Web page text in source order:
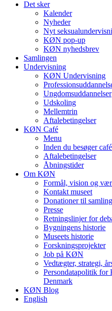
Det sker
Kalender
Nyheder
Nyt
KØN pop-up
KØN nyhedsbrev
Samlingen
Undervisning
KØN Undervisning
Ungdomsuddannelser
Udskoling
Mellemtrin
Aftalebetingelser
KØN Café
Menu
Inden du besøger
Aftalebetingelser
Åbningstider
Om KØN
Formål, vision og
Kontakt museet
Donationer til
Presse
Retningslinjer for
Bygningens historie
Museets historie
Forskningsprojekter
Job på KØN
Vedtægter, strategi,
Persondatapolitik
Denmark
KØN Blog
English